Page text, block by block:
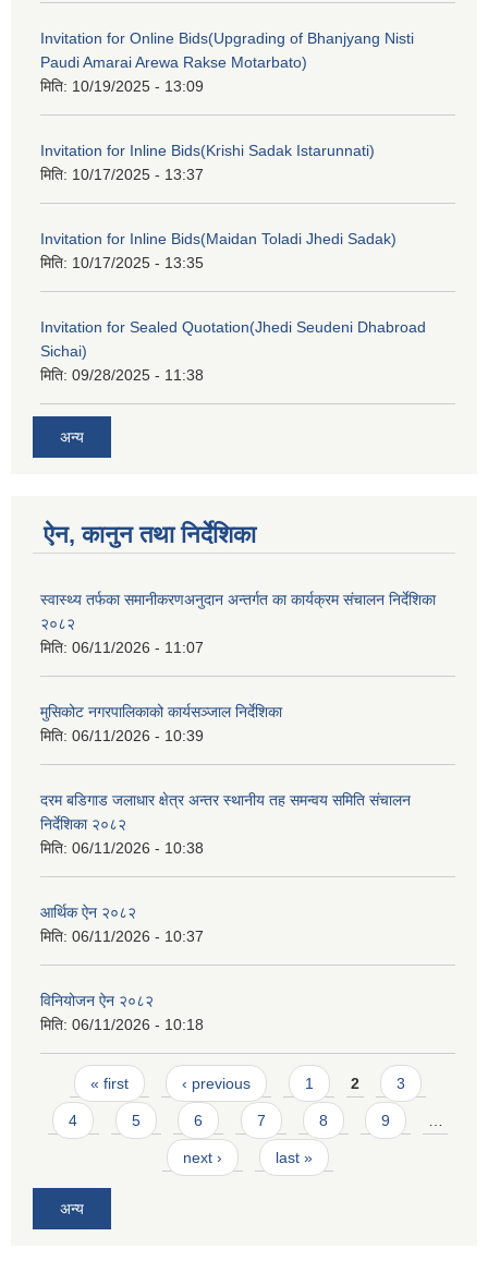
Invitation for Online Bids(Upgrading of Bhanjyang Nisti
Paudi Amarai Arewa Rakse Motarbato)
मिति: 10/19/2025 - 13:09
Invitation for Inline Bids(Krishi Sadak Istarunnati)
मिति: 10/17/2025 - 13:37
Invitation for Inline Bids(Maidan Toladi Jhedi Sadak)
मिति: 10/17/2025 - 13:35
Invitation for Sealed Quotation(Jhedi Seudeni Dhabroad
Sichai)
मिति: 09/28/2025 - 11:38
अन्य
ऐन, कानुन तथा निर्देशिका
स्वास्थ्य तर्फका समानीकरणअनुदान अन्तर्गत का कार्यक्रम संचालन निर्देशिका
२०८२
मिति: 06/11/2026 - 11:07
मुसिकोट नगरपालिकाको कार्यसञ्जाल निर्देशिका
मिति: 06/11/2026 - 10:39
दरम बडिगाड जलाधार क्षेत्र अन्तर स्थानीय तह समन्वय समिति संचालन
निर्देशिका २०८२
मिति: 06/11/2026 - 10:38
आर्थिक ऐन २०८२
मिति: 06/11/2026 - 10:37
विनियोजन ऐन २०८२
मिति: 06/11/2026 - 10:18
Pages
« first ‹ previous 1 2 3
4 5 6 7 8 9
next › last »
अन्य